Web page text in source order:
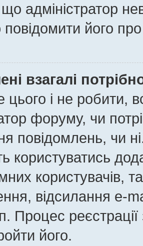
адміністратор
повідомити його
взагалі
і не робити,
форуму, чи
повідомлень, чи
користуватись
користувачів,
відсилання e-
Процес
його.